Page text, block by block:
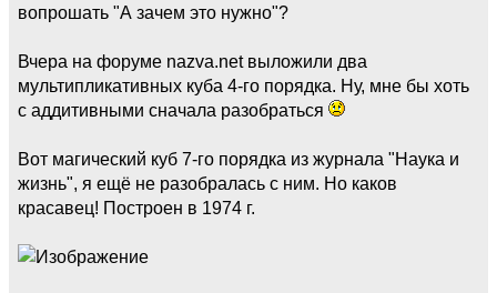
вопрошать "А зачем это нужно"?
Вчера на форуме nazva.net выложили два
мультипликативных куба 4-го порядка. Ну, мне бы хоть
с аддитивными сначала разобраться
Вот магический куб 7-го порядка из журнала "Наука и
жизнь", я ещё не разобралась с ним. Но каков
красавец! Построен в 1974 г.